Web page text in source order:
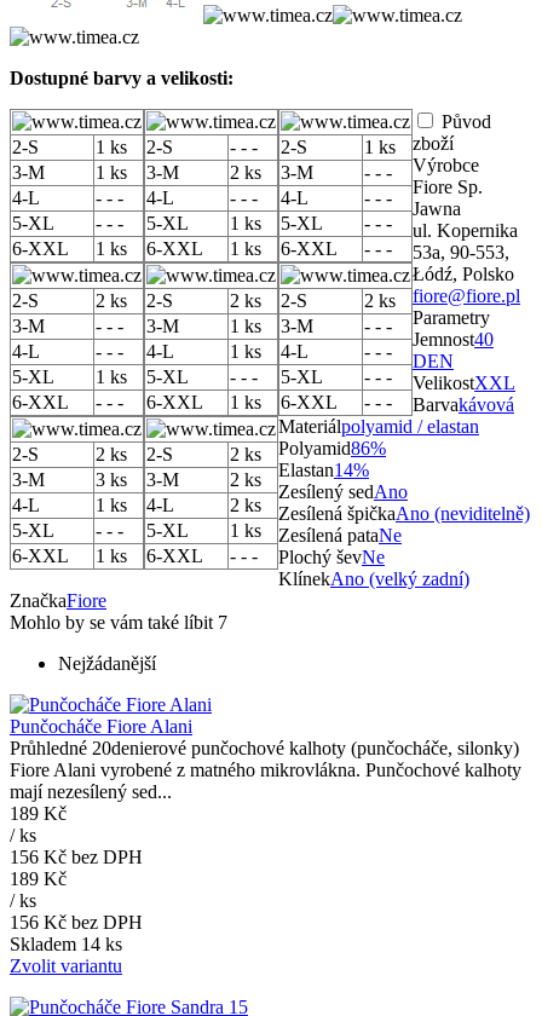
Dostupné barvy a velikosti:
2-S
1 ks
3-M
1 ks
4-L
- - -
5-XL
- - -
6-XXL
1 ks
2-S
- - -
3-M
2 ks
4-L
- - -
5-XL
1 ks
6-XXL
1 ks
2-S
1 ks
3-M
- - -
4-L
- - -
5-XL
- - -
6-XXL
- - -
2-S
2 ks
3-M
- - -
4-L
- - -
5-XL
1 ks
6-XXL
- - -
2-S
2 ks
3-M
1 ks
4-L
1 ks
5-XL
- - -
6-XXL
1 ks
2-S
2 ks
3-M
- - -
4-L
- - -
5-XL
- - -
6-XXL
- - -
2-S
2 ks
3-M
3 ks
4-L
1 ks
5-XL
- - -
6-XXL
1 ks
2-S
2 ks
3-M
2 ks
4-L
2 ks
5-XL
1 ks
6-XXL
- - -
Původ
zboží
Výrobce
Fiore Sp.
Jawna
ul. Kopernika
53a, 90-553,
Łódź, Polsko
fiore@fiore.pl
Parametry
Jemnost40
DEN
VelikostXXL
Barvakávová
Materiálpolyamid / elastan
Polyamid86%
Elastan14%
Zesílený sedAno
Zesílená špičkaAno (neviditelně)
Zesílená pataNe
Plochý ševNe
KlínekAno (velký zadní)
ZnačkaFiore
Mohlo by se vám také líbit 7
Nejžádanější
Punčocháče Fiore Alani
Průhledné 20denierové punčochové kalhoty (punčocháče, silonky)
Fiore Alani vyrobené z matného mikrovlákna. Punčochové kalhoty
mají nezesílený sed...
189 Kč
/ks
156 Kč bez DPH
189 Kč
/ks
156 Kč bez DPH
Skladem 14 ks
Zvolit variantu